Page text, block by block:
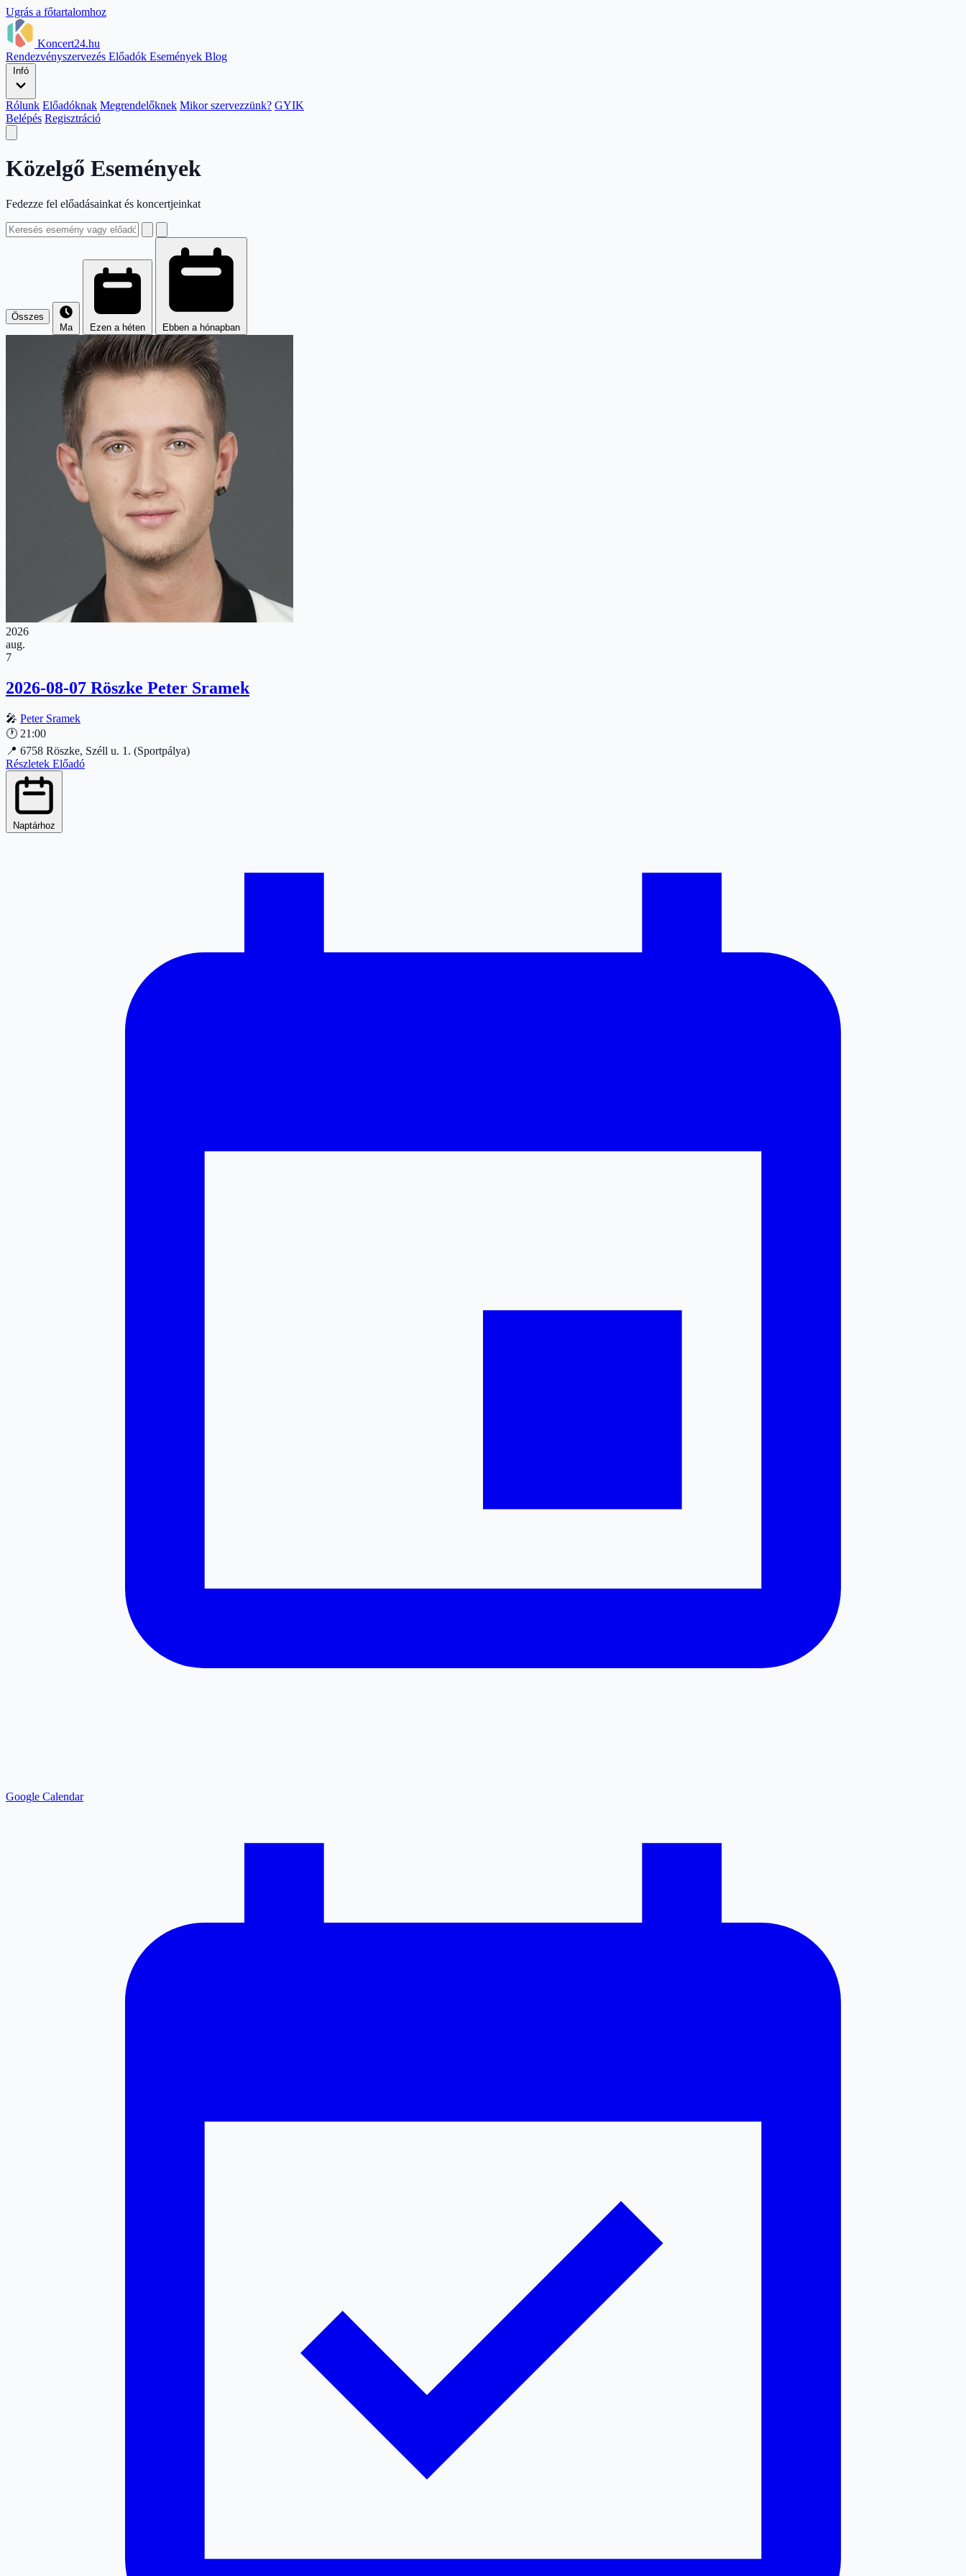
Ugrás a főtartalomhoz
Koncert24.hu
Rendezvényszervezés Előadók Események Blog
Infó
Rólunk Előadóknak Megrendelőknek Mikor szervezzünk? GYIK
Belépés Regisztráció
Közelgő Események
Fedezze fel előadásainkat és koncertjeinkat
Összes
Ma
Ezen a héten Ebben a hónapban
2026
aug.
7
2026-08-07 Röszke Peter Sramek
🎤 Peter Sramek
🕐 21:00
📍 6758 Röszke, Széll u. 1. (Sportpálya)
Részletek Előadó
Naptárhoz
Google Calendar